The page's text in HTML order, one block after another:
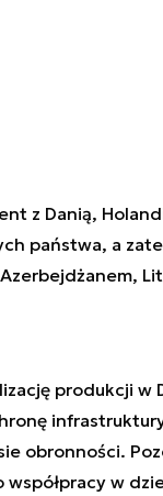
z Danią,
państwa, a
produkcji
obronności.
w